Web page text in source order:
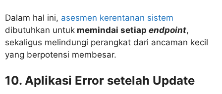
Dalam hal ini, asesmen kerentanan sistem
dibutuhkan untuk memindai setiap endpoint,
sekaligus melindungi perangkat dari ancaman kecil
yang berpotensi membesar.
10. Aplikasi Error setelah Update